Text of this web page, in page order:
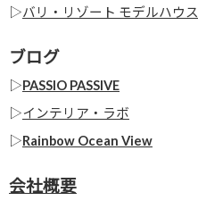
▷バリ・リゾート モデルハウス
ブログ
▷PASSIO PASSIVE
▷インテリア・ラボ
▷Rainbow Ocean View
会社概要